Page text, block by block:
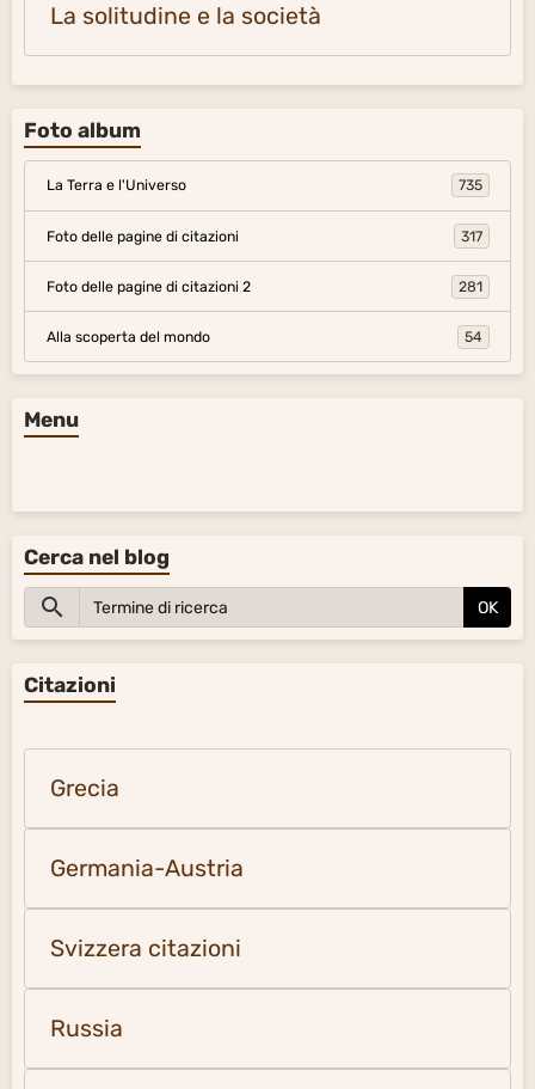
La solitudine e la società
Foto album
La Terra e l'Universo 735
Foto delle pagine di citazioni 317
Foto delle pagine di citazioni 2 281
Alla scoperta del mondo 54
Menu
Cerca nel blog
OK
Citazioni
Grecia
Germania-Austria
Svizzera citazioni
Russia